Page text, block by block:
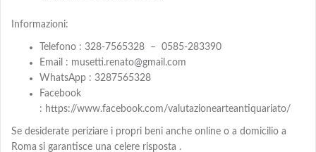
Informazioni:
Telefono : 328-7565328 – 0585-283390
Email : musetti.renato@gmail.com
WhatsApp : 3287565328
Facebook
: https://www.facebook.com/valutazionearteantiquariato/
Se desiderate periziare i propri beni anche online o a domicilio a
Roma si garantisce una celere risposta .